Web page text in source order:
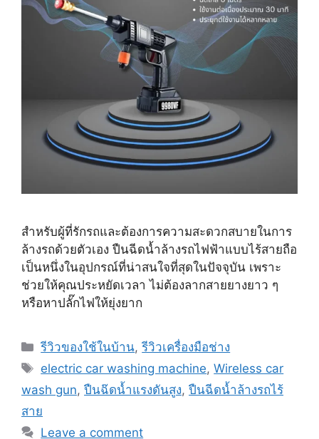
สำหรับผู้ที่รักรถและต้องการความสะดวกสบายในการ
ล้างรถด้วยตัวเอง ปืนฉีดน้ำล้างรถไฟฟ้าแบบไร้สายถือ
เป็นหนึ่งในอุปกรณ์ที่น่าสนใจที่สุดในปัจจุบัน เพราะ
ช่วยให้คุณประหยัดเวลา ไม่ต้องลากสายยางยาว ๆ
หรือหาปลั๊กไฟให้ยุ่งยาก
Categories
รีวิวของใช้ในบ้าน,รีวิวเครื่องมือช่าง
Tags
electric car washing machine,Wireless car
wash gun, ปืนฉ๊ดน้ำแรงดันสูง, ปืนฉีดน้ำล้างรถไร้
สาย
Leave a comment